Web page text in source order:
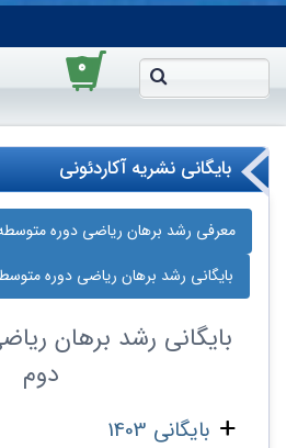
۰
بایگانی نشریه آکاردئونی
معرفی رشد برهان ریاضی دوره‌
بایگانی رشد برهان ریاضی دوره‌
بایگانی رشد برهان
دوم
بایگانی 1403